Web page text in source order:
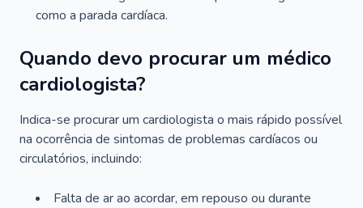
como a parada cardíaca.
Quando devo procurar um médico
cardiologista?
Indica-se procurar um cardiologista o mais rápido possível
na ocorrência de sintomas de problemas cardíacos ou
circulatórios, incluindo:
Falta de ar ao acordar, em repouso ou durante